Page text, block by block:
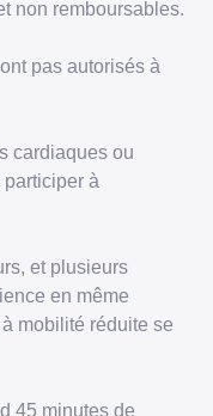
non remboursables.
pas autorisés à
cardiaques ou
à
et plusieurs
en même
mobilité réduite se
45 minutes de